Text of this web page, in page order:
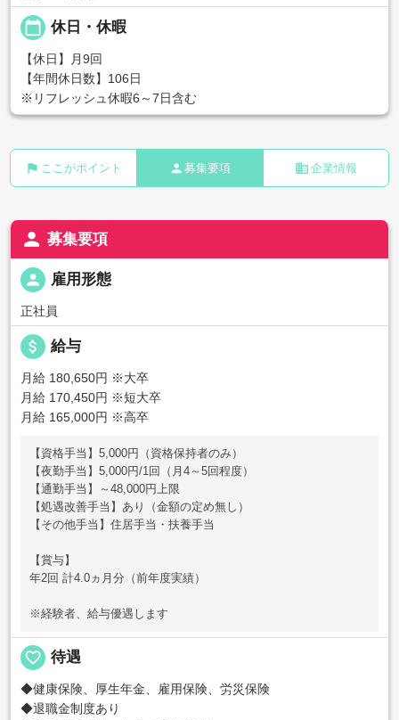
calendar_today 休日・休暇
【休日】月9回
【年間休日数】106日
※リフレッシュ休暇6～7日含む
flag ここがポイント person 募集要項 business 企業情報
person 募集要項
person 雇用形態
正社員
attach_money 給与
月給 180,650円 ※大卒
月給 170,450円 ※短大卒
月給 165,000円 ※高卒
【資格手当】5,000円（資格保持者のみ）
【夜勤手当】5,000円/1回（月4～5回程度）
【通勤手当】～48,000円上限
【処遇改善手当】あり（金額の定め無し）
【その他手当】住居手当・扶養手当
【賞与】
年2回 計4.0ヵ月分（前年度実績）
※経験者、給与優遇します
favorite_border 待遇
◆健康保険、厚生年金、雇用保険、労災保険
◆退職金制度あり